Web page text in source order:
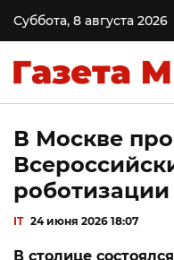
Суббота, 8 августа 2026
В Москве
IT 24 июня 2026 18:07
В столице